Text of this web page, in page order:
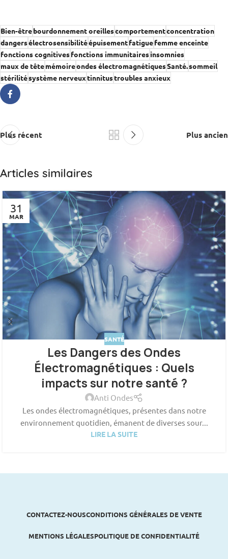
Bien-êtrebourdonnement oreillescomportementconcentration
dangersélectrosensibilitéépuisementfatiguefemme enceinte
fonctions cognitivesfonctions immunitairesinsomnies
maux de têtemémoireondes électromagnétiquesSanté.sommeil
stérilitésystème nerveuxtinnitustroubles anxieux
Plus récent Plus ancien
Articles similaires
31
MAR
SANTÉ
Les Dangers des Ondes
Électromagnétiques : Quels
impacts sur notre santé ?
Anti Ondes
Les ondes électromagnétiques, présentes dans notre
environnement quotidien, émanent de diverses sour...
LIRE LA SUITE
CONTACTEZ-NOUSCONDITIONS GÉNÉRALES DE VENTE
MENTIONS LÉGALESPOLITIQUE DE CONFIDENTIALITÉ